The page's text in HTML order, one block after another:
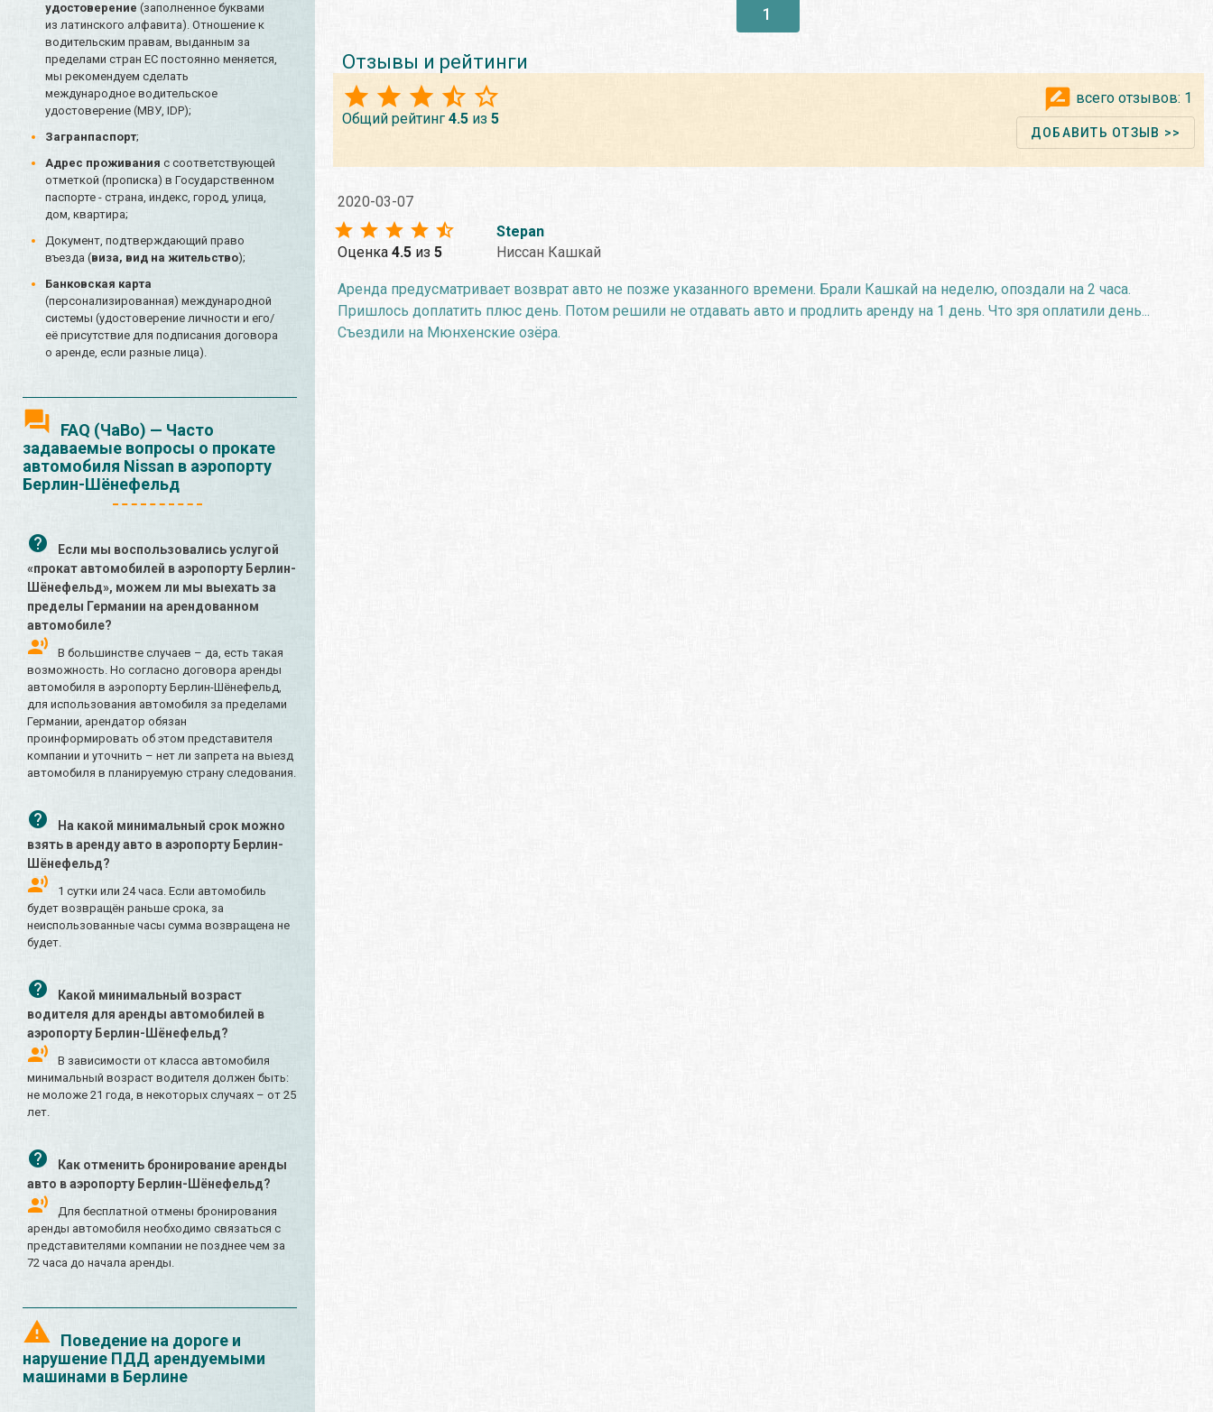
удостоверение (заполненное буквами
из латинского алфавита). Отношение к
водительским правам, выданным за
пределами стран ЕС постоянно меняется,
мы рекомендуем сделать
международное водительское
удостоверение (МВУ, IDP);
Загранпаспорт;
Адрес проживания с соответствующей
отметкой (прописка) в Государственном
паспорте - страна, индекс, город, улица,
дом, квартира;
Документ, подтверждающий право
въезда (виза, вид на жительство);
Банковская карта
(персонализированная) международной
системы (удостоверение личности и его/
её присутствие для подписания договора
о аренде, если разные лица).
FAQ (ЧаВо) — Часто
задаваемые вопросы о прокате
автомобиля Nissan в аэропорту
Берлин-Шёнефельд
Если мы воспользовались услугой
«прокат автомобилей в аэропорту Берлин-
Шёнефельд», можем ли мы выехать за
пределы Германии на арендованном
автомобиле?
В большинстве случаев – да, есть такая
возможность. Но согласно договора аренды
автомобиля в аэропорту Берлин-Шёнефельд,
для использования автомобиля за пределами
Германии, арендатор обязан
проинформировать об этом представителя
компании и уточнить – нет ли запрета на выезд
автомобиля в планируемую страну следования.
На какой минимальный срок можно
взять в аренду авто в аэропорту Берлин-
Шёнефельд?
1 сутки или 24 часа. Если автомобиль
будет возвращён раньше срока, за
неиспользованные часы сумма возвращена не
будет.
Какой минимальный возраст
водителя для аренды автомобилей в
аэропорту Берлин-Шёнефельд?
В зависимости от класса автомобиля
минимальный возраст водителя должен быть:
не моложе 21 года, в некоторых случаях – от 25
лет.
Как отменить бронирование аренды
авто в аэропорту Берлин-Шёнефельд?
Для бесплатной отмены бронирования
аренды автомобиля необходимо связаться с
представителями компании не позднее чем за
72 часа до начала аренды.
Поведение на дороге и
нарушение ПДД арендуемыми
машинами в Берлине
1
Отзывы и рейтинги
Общий рейтинг 4.5из 5
всего отзывов: 1
ДОБАВИТЬ ОТЗЫВ >>
2020-03-07
Оценка 4.5из 5
Stepan
Ниссан Кашкай
Аренда предусматривает возврат авто не позже указанного времени. Брали Кашкай на неделю, опоздали на 2 часа.
Пришлось доплатить плюс день. Потом решили не отдавать авто и продлить аренду на 1 день. Что зря оплатили день...
Съездили на Мюнхенские озёра.